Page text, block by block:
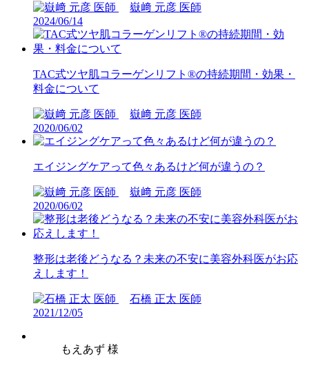
嶽﨑 元彦 医師
2024/06/14
TAC式ツヤ肌コラーゲンリフト®の持続期間・効果・
料金について
嶽﨑 元彦 医師
2020/06/02
エイジングケアって色々あるけど何が違うの？
嶽﨑 元彦 医師
2020/06/02
整形は老後どうなる？未来の不安に美容外科医がお応
えします！
石橋 正太 医師
2021/12/05
もえあず 様